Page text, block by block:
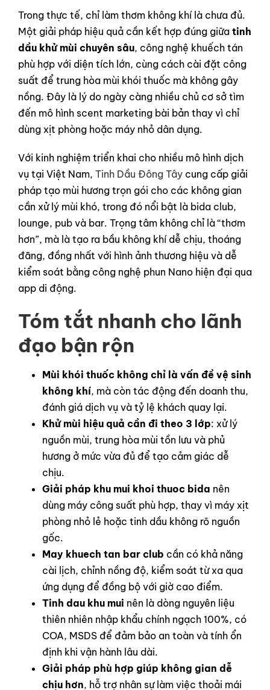
Trong thực tế, chỉ làm thơm không khí là chưa đủ.
Một giải pháp hiệu quả cần kết hợp đúng giữa tinh
dầu khử mùi chuyên sâu, công nghệ khuếch tán
phù hợp với diện tích lớn, cùng cách cài đặt công
suất để trung hòa mùi khói thuốc mà không gây
nồng. Đây là lý do ngày càng nhiều chủ cơ sở tìm
đến mô hình scent marketing bài bản thay vì chỉ
dùng xịt phòng hoặc máy nhỏ dân dụng.
Với kinh nghiệm triển khai cho nhiều mô hình dịch
vụ tại Việt Nam, Tinh Dầu Đông Tây cung cấp giải
pháp tạo mùi hương trọn gói cho các không gian
cần xử lý mùi khó, trong đó nổi bật là bida club,
lounge, pub và bar. Trọng tâm không chỉ là “thơm
hơn”, mà là tạo ra bầu không khí dễ chịu, thoáng
đãng, đồng nhất với hình ảnh thương hiệu và dễ
kiểm soát bằng công nghệ phun Nano hiện đại qua
app di động.
Tóm tắt nhanh cho lãnh
đạo bận rộn
Mùi khói thuốc không chỉ là vấn đề vệ sinh
không khí, mà còn tác động đến doanh thu,
đánh giá dịch vụ và tỷ lệ khách quay lại.
Khử mùi hiệu quả cần đi theo 3 lớp: xử lý
nguồn mùi, trung hòa mùi tồn lưu và phủ
hương ở mức vừa đủ để tạo cảm giác dễ
chịu.
Giải pháp khu mui khoi thuoc bida nên
dùng máy công suất phù hợp, thay vì máy xịt
phòng nhỏ lẻ hoặc tinh dầu không rõ nguồn
gốc.
May khuech tan bar club cần có khả năng
cài lịch, chỉnh nồng độ, kiểm soát từ xa qua
ứng dụng để đồng bộ với giờ cao điểm.
Tinh dau khu mui nên là dòng nguyên liệu
thiên nhiên nhập khẩu chính ngạch 100%, có
COA, MSDS để đảm bảo an toàn và tính ổn
định khi vận hành lâu dài.
Giải pháp phù hợp giúp không gian dễ
chịu hơn, hỗ trợ nhân sự làm việc thoải mái